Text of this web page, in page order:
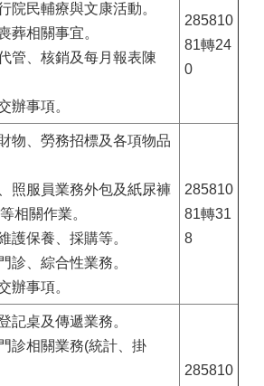
院民輔療與文康活動。
葬相關事宜。
管、核銷及每月報表陳
辦事項。
285810
81轉24
0
物、勞務招標及各項物品
照服員業務外包及紙尿褲
相關作業。
護保養、採購等。
診、綜合性業務。
辦事項。
285810
81轉31
8
記桌及傳遞業務。
診相關業務(統計、掛
285810